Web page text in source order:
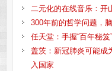
二元化的在线音乐：开
300年前的哲学问题，
任天堂：手握“百年秘
盖茨：新冠肺炎可能成
入国家